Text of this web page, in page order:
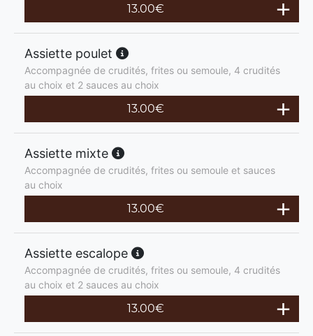
13.00€
Assiette poulet
Accompagnée de crudités, frites ou semoule, 4 crudités
au choix et 2 sauces au choix
13.00€
Assiette mixte
Accompagnée de crudités, frites ou semoule et sauces
au choix
13.00€
Assiette escalope
Accompagnée de crudités, frites ou semoule, 4 crudités
au choix et 2 sauces au choix
13.00€